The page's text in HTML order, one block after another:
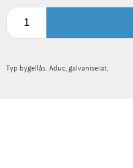
Typ bygellås. Aduc, galvaniserat.